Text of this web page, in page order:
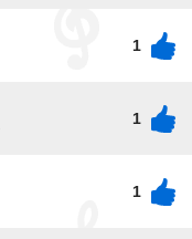
1
1
1